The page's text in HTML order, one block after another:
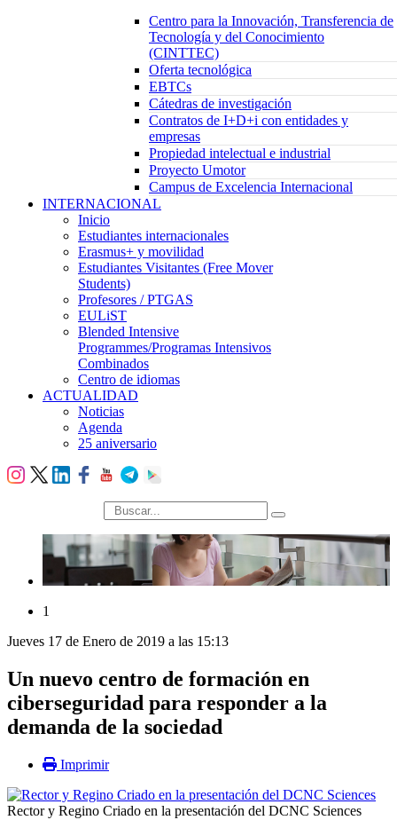
Centro para la Innovación, Transferencia de
Tecnología y del Conocimiento
(CINTTEC)
Oferta tecnológica
EBTCs
Cátedras de investigación
Contratos de I+D+i con entidades y
empresas
Propiedad intelectual e industrial
Proyecto Umotor
Campus de Excelencia Internacional
INTERNACIONAL
Inicio
Estudiantes internacionales
Erasmus+ y movilidad
Estudiantes Visitantes (Free Mover
Students)
Profesores / PTGAS
EULiST
Blended Intensive
Programmes/Programas Intensivos
Combinados
Centro de idiomas
ACTUALIDAD
Noticias
Agenda
25 aniversario
búsqueda
1
Jueves 17 de Enero de 2019 a las 15:13
Un nuevo centro de formación en
ciberseguridad para responder a la
demanda de la sociedad
Imprimir
Rector y Regino Criado en la presentación del DCNC Sciences